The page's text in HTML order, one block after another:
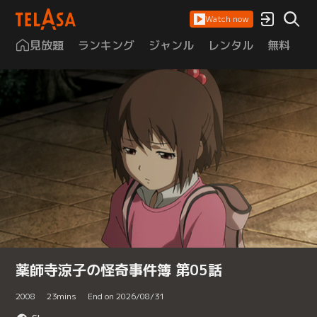
Watch now
見放題 ランキング ジャンル レンタル 無料
薬師寺涼子の怪奇事件簿 第05話
2008 23mins End on 2026/08/31